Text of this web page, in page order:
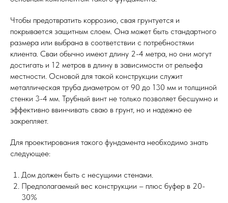
Чтобы предотвратить коррозию, свая грунтуется и
покрывается защитным слоем. Она может быть стандартного
размера или выбрана в соответствии с потребностями
клиента. Сваи обычно имеют длину 2-4 метра, но они могут
достигать и 12 метров в длину в зависимости от рельефа
местности. Основой для такой конструкции служит
металлическая труба диаметром от 90 до 130 мм и толщиной
стенки 3-4 мм. Трубный винт не только позволяет бесшумно и
эффективно ввинчивать сваю в грунт, но и надежно ее
закрепляет.
Для проектирования такого фундамента необходимо знать
следующее:
Дом должен быть с несущими стенами.
Предполагаемый вес конструкции – плюс буфер в 20-
30%